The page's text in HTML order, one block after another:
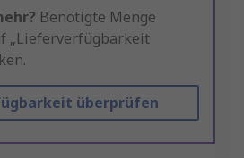
Benötigte Menge
„Lieferverfügbarkeit
überprüfen